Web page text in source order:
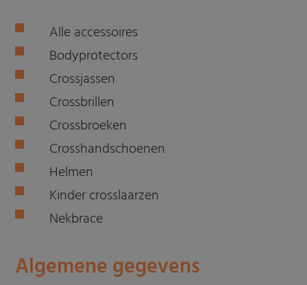
Alle accessoires
Bodyprotectors
Crossjassen
Crossbrillen
Crossbroeken
Crosshandschoenen
Helmen
Kinder crosslaarzen
Nekbrace
Algemene gegevens